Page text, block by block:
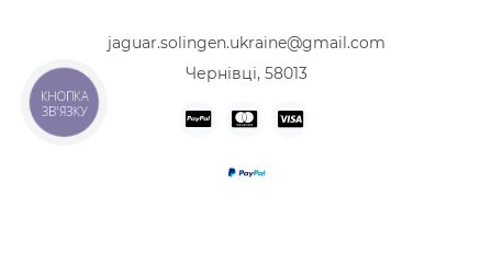
jaguar.solingen.ukraine@gmail.com
Чернівці, 58013
КНОПКА
ЗВ'ЯЗКУ